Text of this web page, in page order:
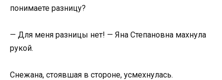
понимаете разницу?
— Для меня разницы нет! — Яна Степановна махнула
рукой.
Снежана, стоявшая в стороне, усмехнулась.